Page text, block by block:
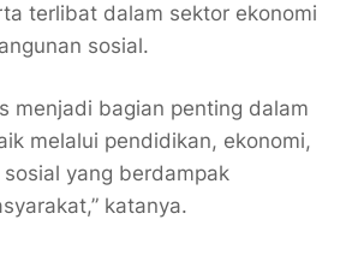
terlibat dalam sektor ekonomi
sosial.
menjadi bagian penting dalam
melalui pendidikan, ekonomi,
yang berdampak
katanya.